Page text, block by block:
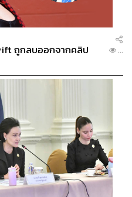
ถูกลบออกจากคลิป
...